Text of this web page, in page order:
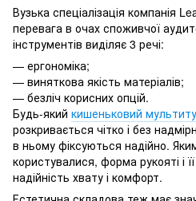
Вузька спеціалізація компанія
перевага в очах споживчої
інструментів виділяє 3 речі:
— ергономіка;
— виняткова якість матеріалів;
— безліч корисних опцій.
Будь-який кишеньковий
розкривається чітко і без
в ньому фіксуються надійно.
користувалися, форма рукояті і
надійність хвату і комфорт.